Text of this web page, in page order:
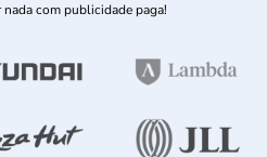
com publicidade paga!